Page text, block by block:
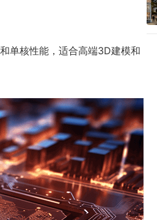
单核性能，适合高端3D建模和